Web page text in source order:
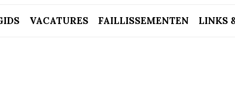
VACATURES FAILLISSEMENTEN LINKS